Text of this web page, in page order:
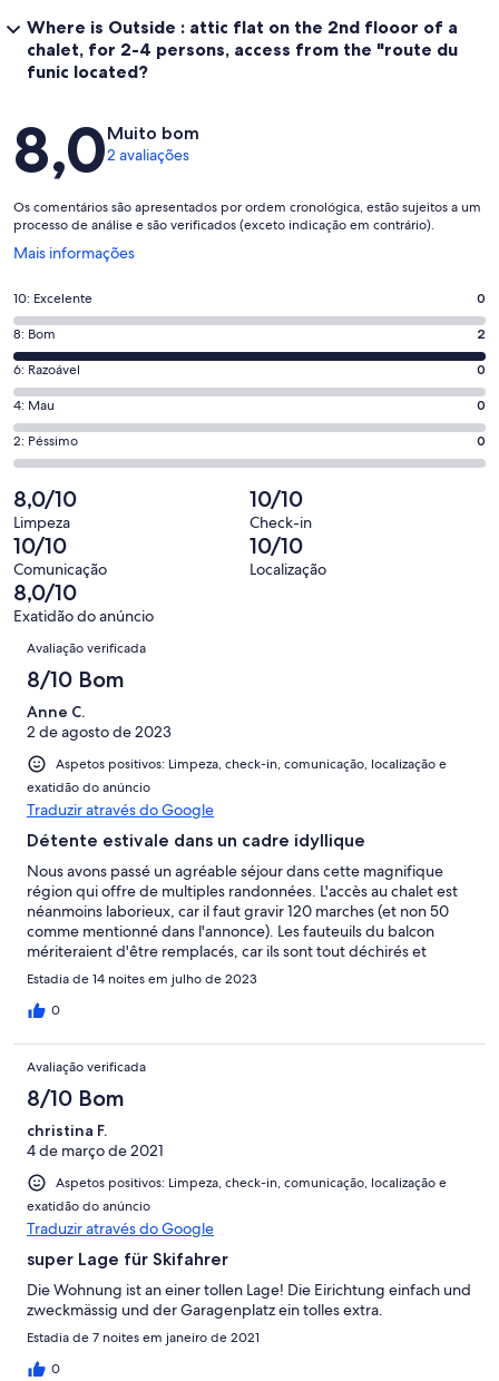
Where is Outside : attic flat on the 2nd flooor of a
chalet, for 2-4 persons, access from the "route du
funic located?
Avaliações
8,0Muito bom
2 avaliações
Os comentários são apresentados por ordem cronológica, estão sujeitos a um
processo de análise e são verificados (exceto indicação em contrário).
Mais informações
Abre
nova
janela
Pontuação
de
10,
o
que
significa
“Excelente”.
0
de
2
avaliações.
10: Excelente 0
Pontuação
de
8,
o
que
significa
2
de
2
avaliações.
8: Bom 2
Pontuação
de
6,
o
que
significa
“Razoável”.
0
de
2
avaliações.
6: Razoável 0
Pontuação
de
4,
que
significa
“Mau”.
0
de
2
avaliações.
4: Mau 0
Pontuação
de
2,
o
que
significa
“Péssimo”.
0
avaliações.
2: Péssimo 0
8,0/10
Limpeza
10/10
Check-in
10/10
Comunicação
10/10
Localização
8,0/10
Exatidão do anúncio
Avaliações
Avaliação verificada
8/10 Bom
Anne C.
2 de agosto de 2023
Aspetos positivos: Limpeza, check-in, comunicação, localização e
exatidão do anúncio
Traduzir através do Google
Détente estivale dans un cadre idyllique
Nous avons passé un agréable séjour dans cette magnifique
région qui offre de multiples randonnées. L'accès au chalet est
néanmoins laborieux, car il faut gravir 120 marches (et non 50
comme mentionné dans l'annonce). Les fauteuils du balcon
mériteraient d'être remplacés, car ils sont tout déchirés et
laissent apparaître le rembourrage. Les bancs de la table à
manger sont bancaux et mériteraient aussi d'être remplacés. Le
lave-vaisselle qui figure dans le descriptif est absent de la
l'annonce. Un rideau de douche serait le bienvenu. Il éviterait
qu'on inonde la salle de bains à chaque fois qu'on prend une
douche. Nous avons été surpris par les prix scandaleusement
élevés du seul supermarché de St-Luc, Pam Achelli. Une
concurrence dans le village leur ferait le plus grand bien! Nous
avons quand même eu beaucoup de plaisir lors de notre séjour.
Le balcon du chalet offre une vue époustouflante sur la région
et permet par temps clair d'observer les étoiles. C'est un endroit
calme, parfait pour les amoureux de la nature.
Estadia de 14 noites em julho de 2023
0
Avaliação verificada
8/10 Bom
christina F.
4 de março de 2021
Aspetos positivos: Limpeza, check-in, comunicação, localização e
exatidão do anúncio
Traduzir através do Google
super Lage für Skifahrer
Die Wohnung ist an einer tollen Lage! Die Eirichtung einfach und
zweckmässig und der Garagenplatz ein tolles extra.
Estadia de 7 noites em janeiro de 2021
0